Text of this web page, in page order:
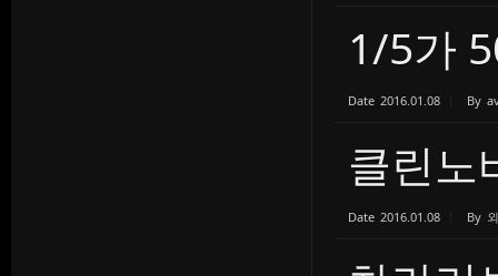
1/5가
Date 2016.01.08 By
클린노
Date 2016.01.08 By